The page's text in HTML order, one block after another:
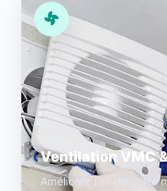
Ventilation VMC
Améliorez l’air de votre